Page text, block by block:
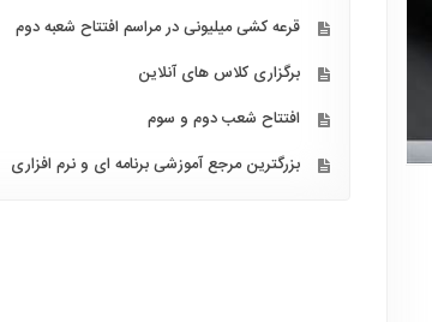
قرعه کشی میلیونی در مراسم افتتاح شعبه دوم
برگزاری کلاس های آنلاین
افتتاح شعب دوم و سوم
بزرگترین مرجع آموزشی برنامه ای و نرم افزاری